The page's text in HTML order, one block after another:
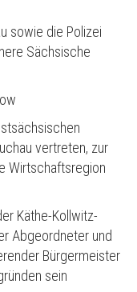
sowie die Polizei
Sächsische
vertreten, zur
Wirtschaftsregion
Käthe-Kollwitz-
Abgeordneter und
Bürgermeister
sein